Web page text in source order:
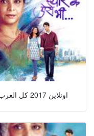
وجوه الحب 3 الحلقة 69 مدبلجة Hd اونلاين 2017 كل العرب